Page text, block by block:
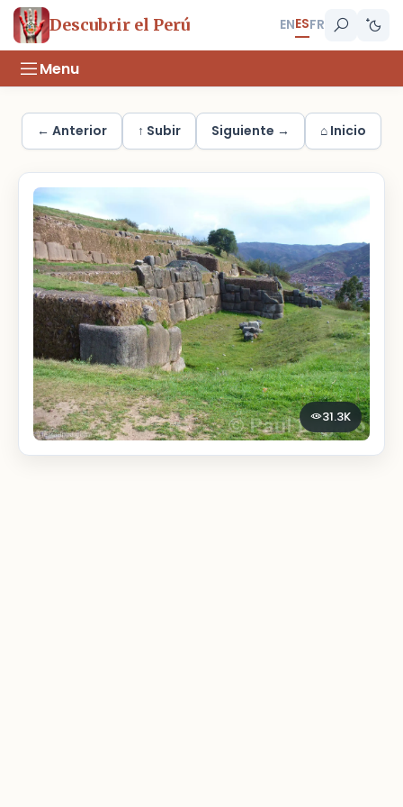
Descubrir el Perú ENESFR
Menu
← Anterior ↑ Subir Siguiente → ⌂ Inicio
31.3K